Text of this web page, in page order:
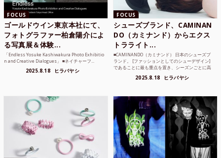
FOCUS
ゴールドウイン東京本社にて、
フォトグラファー柏倉陽介によ
る写真展＆体験...
「Endless Yosuke Kashiwakura Photo Exhibitio
n and Creative Dialogues」 ■ネイチャーフ...
2025.8.18 ヒラバヤシ
FOCUS
シューズブランド、CAMINAN
DO（カミナンド）からエクス
トラライト...
■CAMINANDO（カミナンド） 日本のシューズブ
ランド。 [ファッションとしてのシューデザイン]
であることに最も重点を置き、シーズンごとに高
2025.8.18 ヒラバヤシ